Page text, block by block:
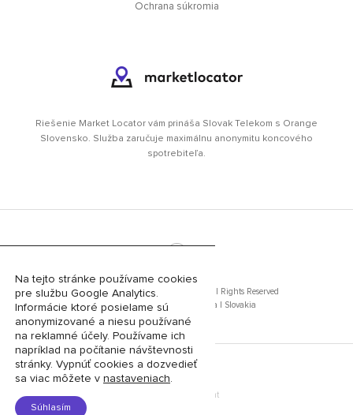
Ochrana súkromia
Riešenie Market Locator vám prináša Slovak Telekom s Orange
Slovensko. Služba zaručuje maximálnu anonymitu koncového
spotrebiteľa.
©
Slovak Telekom, a.s. 2013 - 2020 | All Rights Reserved
Bajkalská 28, 817 62 Bratislava I Slovakia
Design & Development
Na tejto stránke používame cookies
pre službu Google Analytics.
Informácie ktoré posielame sú
anonymizované a niesu používané
na reklamné účely. Používame ich
napríklad na počítanie návštevnosti
stránky. Vypnúť cookies a dozvedieť
sa viac môžete v nastaveniach.
Súhlasím